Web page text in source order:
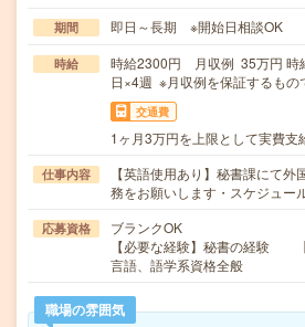
期間 即日～長期 ※開始日相談OK
時給
時給2300円 月収例 35万円 時
日×4週 ※月収例を保証するもの
交通費
1ヶ月3万円を上限として実費支
仕事内容
【英語使用あり】秘書課にて
務をお願いします・スケジュー
応募資格
ブランクOK
【必要な経験】秘書の経験
言語、語学系資格全般
職場の雰囲気